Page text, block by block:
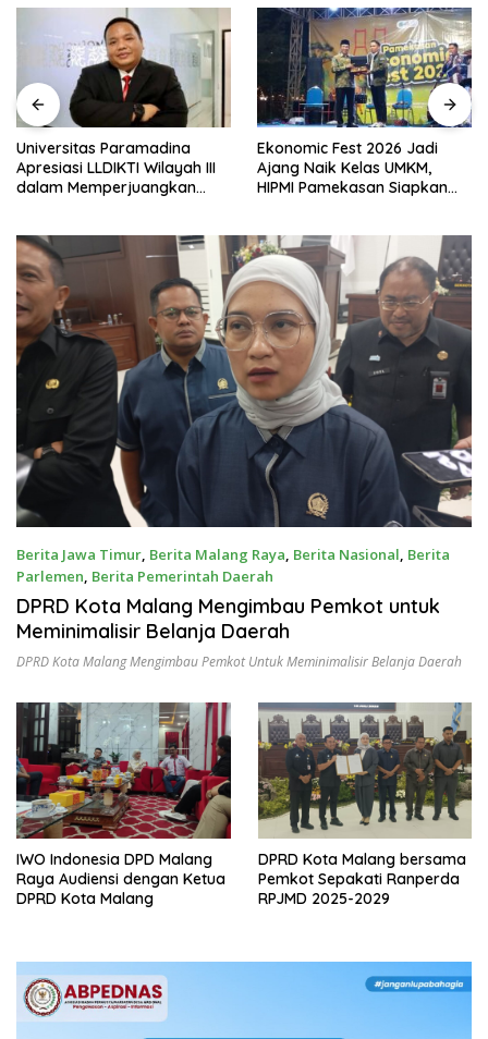
Universitas Paramadina
Apresiasi LLDIKTI Wilayah III
dalam Memperjuangkan
Ekonomic Fest 2026 Jadi
Ajang Naik Kelas UMKM,
HIPMI Pamekasan Siapkan
Berita Jawa Timur, Berita Malang Raya, Berita Nasional, Berita
Parlemen, Berita Pemerintah Daerah
October 1, 2025
DPRD Kota Malang Mengimbau Pemkot untuk
Meminimalisir Belanja Daerah
DPRD Kota Malang Mengimbau Pemkot Untuk Meminimalisir Belanja Daerah
IWO Indonesia DPD Malang
Raya Audiensi dengan Ketua
DPRD Kota Malang
DPRD Kota Malang bersama
Pemkot Sepakati Ranperda
RPJMD 2025-2029